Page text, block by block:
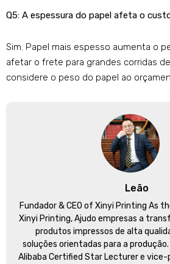
Q5: A espessura do papel afeta o
Sim. Papel mais espesso aumenta o
afetar o frete para grandes corridas
considere o peso do papel ao
Leão
Fundador &CEO of Xinyi Printing As
Xinyi Printing, Ajudo empresas a
produtos impressos de alta
soluções orientadas para a
Alibaba Certified Star Lecturer e